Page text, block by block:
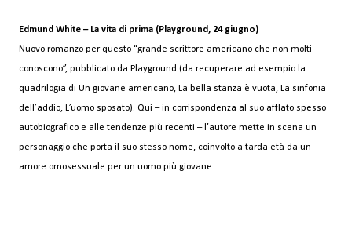
Edmund White – La vita di prima (Playground, 24 giugno)
Nuovo romanzo per questo “grande scrittore americano che non molti
conoscono”, pubblicato da Playground (da recuperare ad esempio la
quadrilogia di Un giovane americano, La bella stanza è vuota, La sinfonia
dell’addio, L’uomo sposato). Qui – in corrispondenza al suo afflato spesso
autobiografico e alle tendenze più recenti – l’autore mette in scena un
personaggio che porta il suo stesso nome, coinvolto a tarda età da un
amore omosessuale per un uomo più giovane.